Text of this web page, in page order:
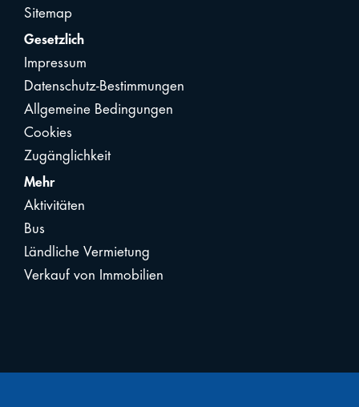
Sitemap
Gesetzlich
Impressum
Datenschutz-Bestimmungen
Allgemeine Bedingungen
Cookies
Zugänglichkeit
Mehr
Aktivitäten
Bus
Ländliche Vermietung
Verkauf von Immobilien